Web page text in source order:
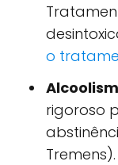
o
rigoroso
Tremens).